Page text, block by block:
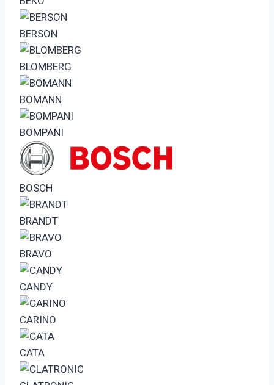
BERSON
BLOMBERG
BOMANN
BOMPANI
BOSCH
BRANDT
BRAVO
CANDY
CARINO
CATA